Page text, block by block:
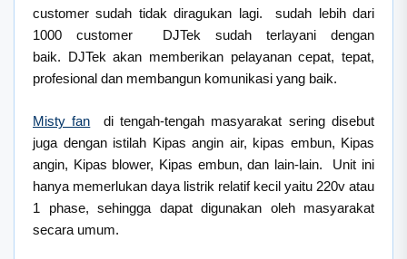
customer sudah tidak diragukan lagi. sudah lebih dari
1000 customer DJTek sudah terlayani dengan
baik. DJTek akan memberikan pelayanan cepat, tepat,
profesional dan membangun komunikasi yang baik.
Misty fan di tengah-tengah masyarakat sering disebut
juga dengan istilah Kipas angin air, kipas embun, Kipas
angin, Kipas blower, Kipas embun, dan lain-lain. Unit ini
hanya memerlukan daya listrik relatif kecil yaitu 220v atau
1 phase, sehingga dapat digunakan oleh masyarakat
secara umum.